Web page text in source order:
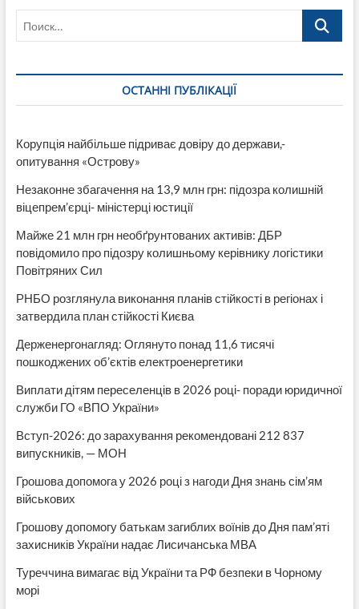
Поиск…
ОСТАННІ ПУБЛІКАЦІЇ
Корупція найбільше підриває довіру до держави,-
опитування «Острову»
Незаконне збагачення на 13,9 млн грн: підозра колишній
віцепрем’єрці- міністерці юстиції
Майже 21 млн грн необґрунтованих активів: ДБР
повідомило про підозру колишньому керівнику логістики
Повітряних Сил
РНБО розглянула виконання планів стійкості в регіонах і
затвердила план стійкості Києва
Держенергонагляд: Оглянуто понад 11,6 тисячі
пошкоджених об’єктів електроенергетики
Виплати дітям переселенців в 2026 році- поради юридичної
служби ГО «ВПО України»
Вступ-2026: до зарахування рекомендовані 212 837
випускників, — МОН
Грошова допомога у 2026 році з нагоди Дня знань сім’ям
військових
Грошову допомогу батькам загиблих воїнів до Дня пам’яті
захисників України надає Лисичанська МВА
Туреччина вимагає від України та РФ безпеки в Чорному
морі